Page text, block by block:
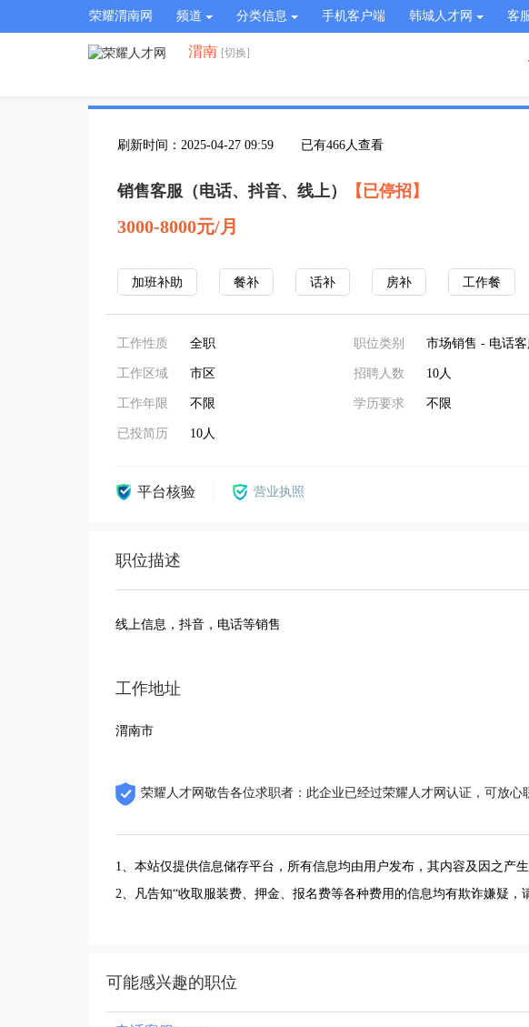
荣耀渭南网 频道 分类信息 手机客户端 韩城人才网 客
渭南 [切换]
刷新时间：2025-04-27 09:59 已有466人查看
销售客服（电话、抖音、线上） 【已停招】
3000-8000元/月
加班补助 餐补 话补 房补 工作餐
工作性质 全职
工作区域 市区
工作年限 不限
已投简历 10人
职位类别 市场销售 - 电话客
招聘人数 10人
学历要求 不限
平台核验 营业执照
职位描述
线上信息，抖音，电话等销售
工作地址
渭南市
荣耀人才网敬告各位求职者：此企业已经过荣耀人才网认证，可放心
1、本站仅提供信息储存平台，所有信息均由用户发布，其内容及因之产
2、凡告知“收取服装费、押金、报名费等各种费用的信息均有欺诈嫌疑，
可能感兴趣的职位